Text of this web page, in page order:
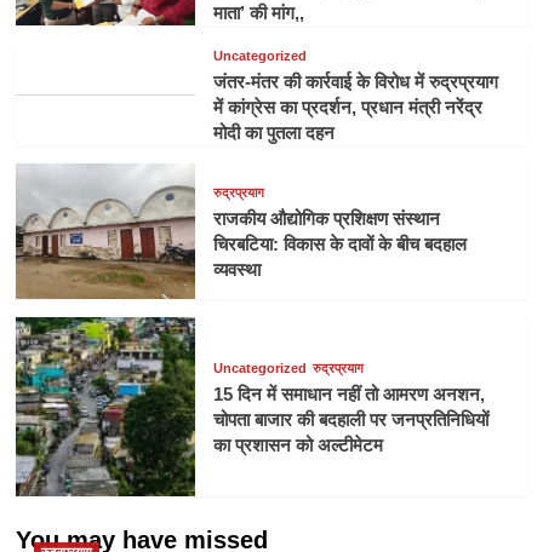
माता’ की मांग,,
Uncategorized
जंतर-मंतर की कार्रवाई के विरोध में रुद्रप्रयाग
में कांग्रेस का प्रदर्शन, प्रधान मंत्री नरेंद्र
मोदी का पुतला दहन
रुद्रप्रयाग
राजकीय औद्योगिक प्रशिक्षण संस्थान
चिरबटिया: विकास के दावों के बीच बदहाल
व्यवस्था
Uncategorized रुद्रप्रयाग
15 दिन में समाधान नहीं तो आमरण अनशन,
चोपता बाजार की बदहाली पर जनप्रतिनिधियों
का प्रशासन को अल्टीमेटम
You may have missed